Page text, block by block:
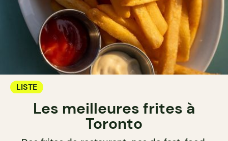
LISTE
Les meilleures frites à
Toronto